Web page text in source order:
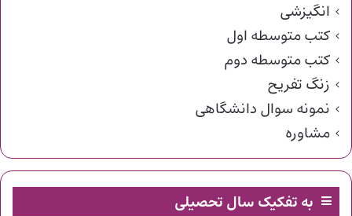
انگیزشی
کتب متوسطه اول
کتب متوسطه دوم
زنگ تفریح
نمونه سوال دانشگاهی
مشاوره
به تفکیک سال تحصیلی